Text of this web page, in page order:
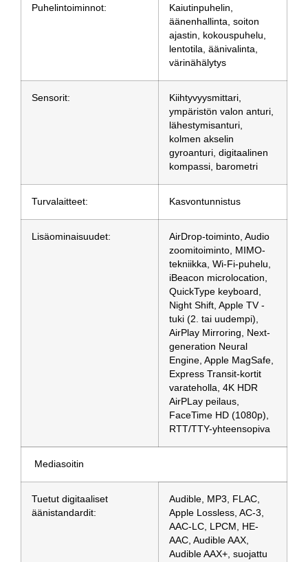
Puhelintoiminnot:
Kaiutinpuhelin,
äänenhallinta, soiton
ajastin, kokouspuhelu,
lentotila, äänivalinta,
värinähälytys
Sensorit:
Kiihtyvyysmittari,
ympäristön valon anturi,
lähestymisanturi,
kolmen akselin
gyroanturi, digitaalinen
kompassi, barometri
Turvalaitteet: Kasvontunnistus
Lisäominaisuudet:
AirDrop-toiminto, Audio
zoomitoiminto, MIMO-
tekniikka, Wi-Fi-puhelu,
iBeacon microlocation,
QuickType keyboard,
Night Shift, Apple TV -
tuki (2. tai uudempi),
AirPlay Mirroring, Next-
generation Neural
Engine, Apple MagSafe,
Express Transit-kortit
varateholla, 4K HDR
AirPLay peilaus,
FaceTime HD (1080p),
RTT/TTY-yhteensopiva
Mediasoitin
Tuetut digitaaliset
äänistandardit:
Audible, MP3, FLAC,
Apple Lossless, AC-3,
AAC-LC, LPCM, HE-
AAC, Audible AAX,
Audible AAX+, suojattu